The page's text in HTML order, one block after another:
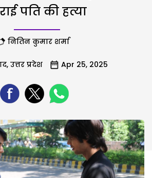
पति की हत्या
नितिन कुमार शर्मा
, उत्तर प्रदेश Apr 25, 2025